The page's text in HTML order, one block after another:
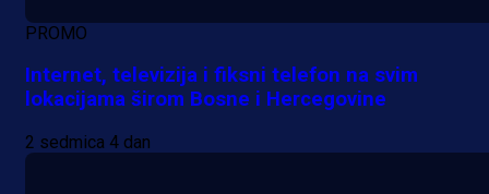
PROMO
Internet, televizija i fiksni telefon na svim
lokacijama širom Bosne i Hercegovine
2 sedmica 4 dan